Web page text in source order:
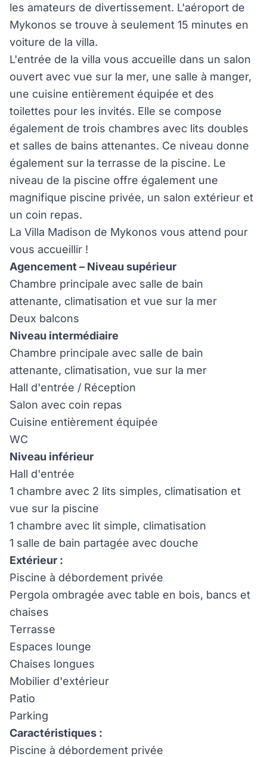
les amateurs de divertissement. L'aéroport de
Mykonos se trouve à seulement 15 minutes en
voiture de la villa.
L'entrée de la villa vous accueille dans un salon
ouvert avec vue sur la mer, une salle à manger,
une cuisine entièrement équipée et des
toilettes pour les invités. Elle se compose
également de trois chambres avec lits doubles
et salles de bains attenantes. Ce niveau donne
également sur la terrasse de la piscine. Le
niveau de la piscine offre également une
magnifique piscine privée, un salon extérieur et
un coin repas.
La Villa Madison de Mykonos vous attend pour
vous accueillir !
Agencement – Niveau supérieur
Chambre principale avec salle de bain
attenante, climatisation et vue sur la mer
Deux balcons
Niveau intermédiaire
Chambre principale avec salle de bain
attenante, climatisation, vue sur la mer
Hall d'entrée / Réception
Salon avec coin repas
Cuisine entièrement équipée
WC
Niveau inférieur
Hall d'entrée
1 chambre avec 2 lits simples, climatisation et
vue sur la piscine
1 chambre avec lit simple, climatisation
1 salle de bain partagée avec douche
Extérieur :
Piscine à débordement privée
Pergola ombragée avec table en bois, bancs et
chaises
Terrasse
Espaces lounge
Chaises longues
Mobilier d'extérieur
Patio
Parking
Caractéristiques :
Piscine à débordement privée